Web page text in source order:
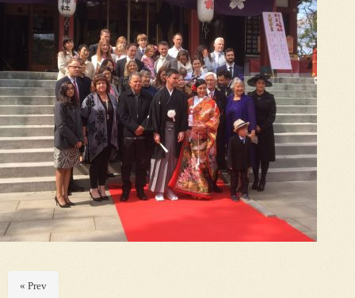
« Prev